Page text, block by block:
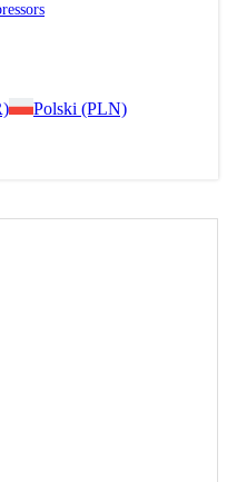
Polski (PLN)